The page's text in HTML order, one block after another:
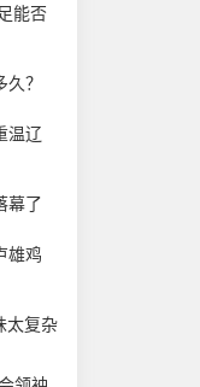
能否
？
温辽
幕了
雄鸡
太复杂